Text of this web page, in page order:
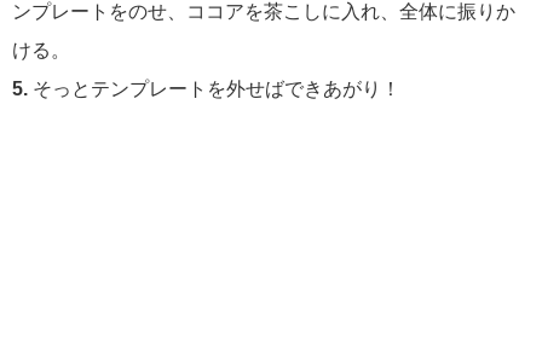
ンプレートをのせ、ココアを茶こしに入れ、全体に振りか
ける。
5. そっとテンプレートを外せばできあがり！